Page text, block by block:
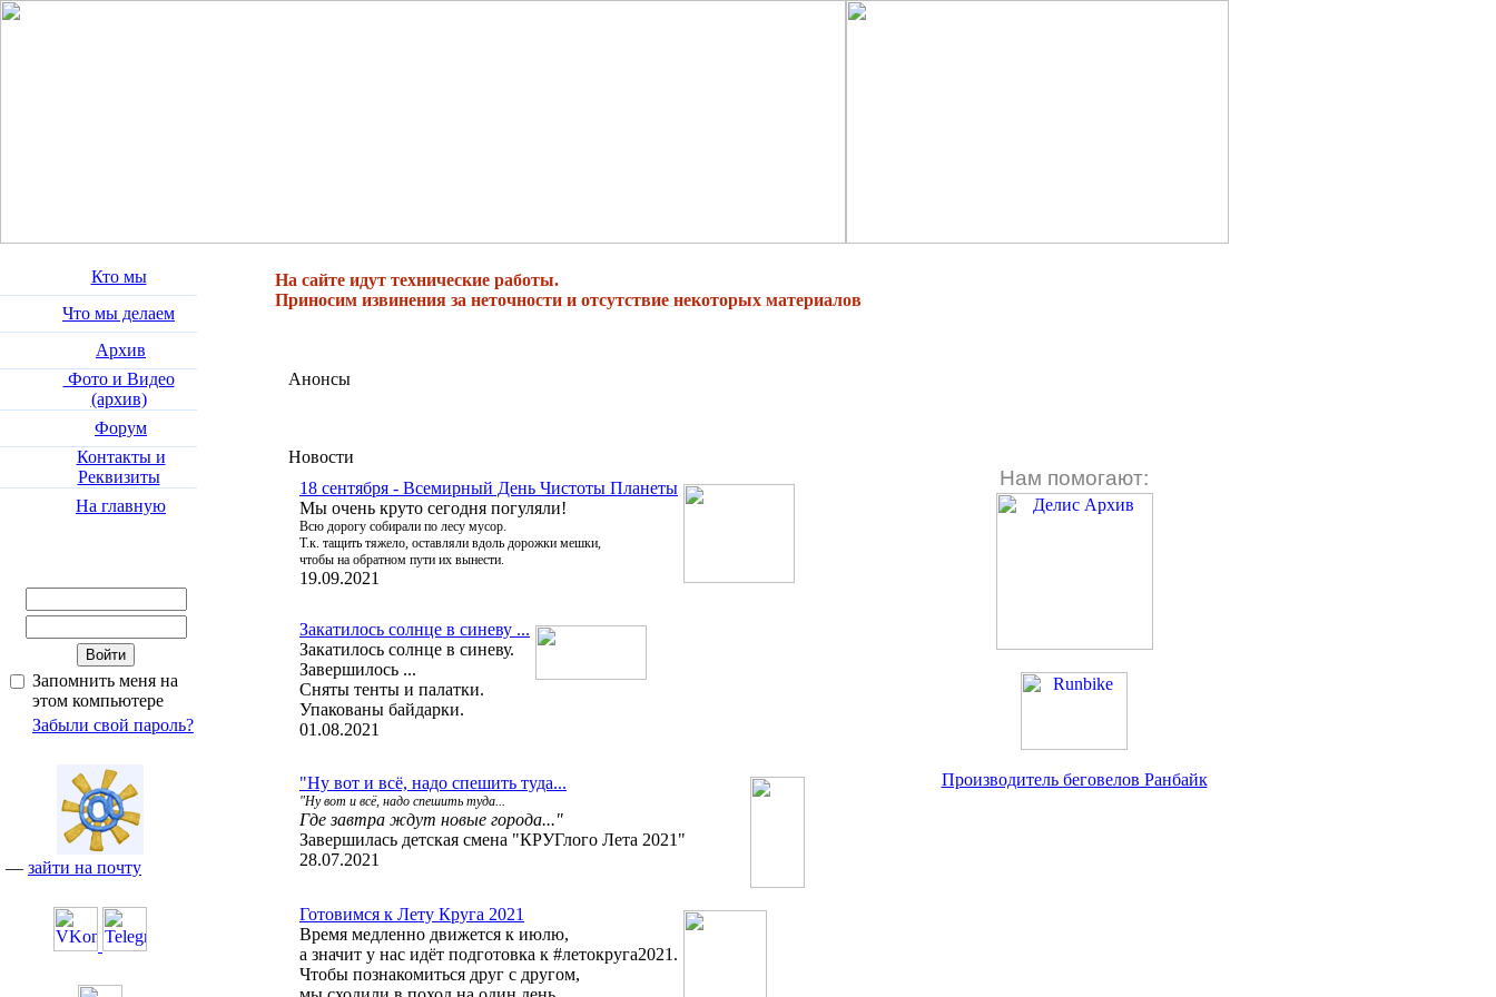
Кто мы
Что мы делаем
Архив
Фото и Видео
(архив)
Форум
Контакты и
Реквизиты
На главную
Запомнить меня на
этом компьютере
Забыли свой пароль?
— зайти на почту
На сайте идут технические работы.
Приносим извинения за неточности и отсутствие некоторых материалов
Анонсы
Новости
18 сентября - Всемирный День Чистоты Планеты
Мы очень круто сегодня погуляли!
Всю дорогу собирали по лесу мусор.
Т.к. тащить тяжело, оставляли вдоль дорожки мешки,
чтобы на обратном пути их вынести.
19.09.2021
Закатилось солнце в синеву ...
Закатилось солнце в синеву.
Завершилось ...
Сняты тенты и палатки.
Упакованы байдарки.
01.08.2021
"Ну вот и всё, надо спешить туда...
"Ну вот и всё, надо спешить туда...
Где завтра ждут новые города..."
Завершилась детская смена "КРУГлого Лета 2021"
28.07.2021
Готовимся к Лету Круга 2021
Время медленно движется к июлю,
а значит у нас идёт подготовка к #летокруга2021.
Чтобы познакомиться друг с другом,
Нам помогают:
Производитель беговелов Ранбайк